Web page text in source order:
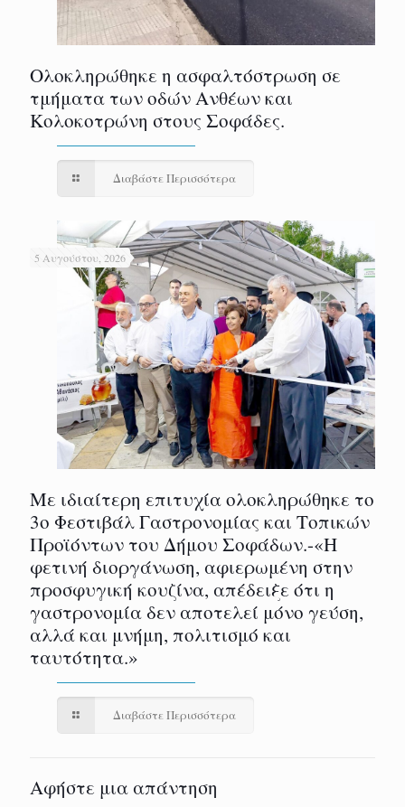
Ολοκληρώθηκε η ασφαλτόστρωση σε
τμήματα των οδών Ανθέων και
Κολοκοτρώνη στους Σοφάδες.
Διαβάστε Περισσότερα
5 Αυγούστου, 2026
Με ιδιαίτερη επιτυχία ολοκληρώθηκε το
3ο Φεστιβάλ Γαστρονομίας και Τοπικών
Προϊόντων του Δήμου Σοφάδων.-«Η
φετινή διοργάνωση, αφιερωμένη στην
προσφυγική κουζίνα, απέδειξε ότι η
γαστρονομία δεν αποτελεί μόνο γεύση,
αλλά και μνήμη, πολιτισμό και
ταυτότητα.»
Διαβάστε Περισσότερα
Αφήστε μια απάντηση